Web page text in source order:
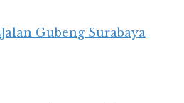
Jalan Gubeng Surabaya